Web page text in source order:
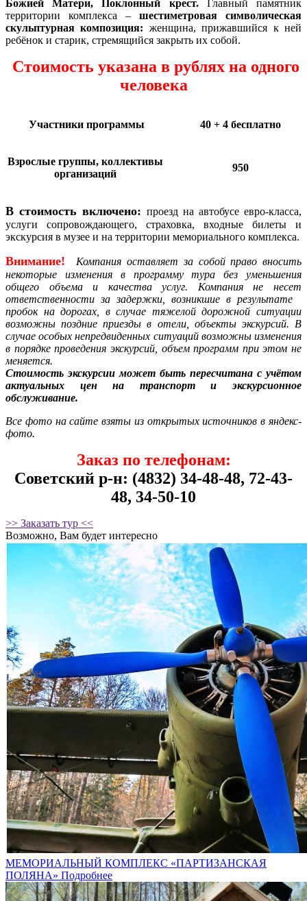
Божией Матери, Поклонный крест.
Главный памятник
территории комплекса – шестиметровая символическая
скульптурная композиция: женщина, прижавшийся к ней
ребёнок и старик, стремящийся закрыть их собой.
Стоимость указана в рублях на одного
человека
Участники программы 40 + 4 бесплатно
Взрослые группы, коллективы
организаций
950
В стоимость включено: проезд на автобусе евро-класса,
услуги сопровождающего, страховка, входные билеты и
экскурсия в музее и на территории мемориального комплекса.
Внимание! Компания оставляет за собой право вносить
некоторые изменения в программу тура без уменьшения
общего объема и качества услуг. Компания не несет
ответственности за задержки, возникшие в результате
пробок на дорогах, в случае тяжелой дорожной ситуации
возможны поздние приезды в отели, объекты экскурсий. В
случае особых непредвиденных ситуаций возможны изменения
в порядке проведения экскурсий, объем программ при этом не
меняется.
Стоимость экскурсии может быть пересчитана с учётом
актуальных цен на транспорт и экскурсионное
обслуживание.
Все фото на сайте взяты из открытых источников в яндекс-
фото.
Заказ по телефонам:
Советский р-н: (4832) 34-48-48, 72-43-
48, 34-50-10
>> Заказать тур <<
Возможно, Вам будет интересно
МЕМОРИАЛЬНЫЙ КОМПЛЕКС «ПАРТИЗАНСКАЯ
ПОЛЯНА» Подробнее